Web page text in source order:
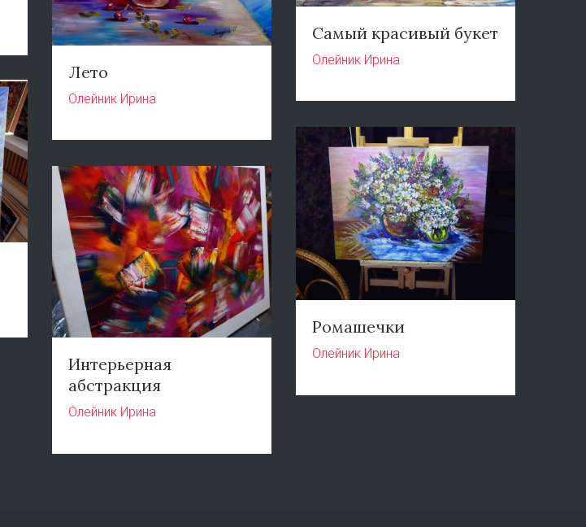
Самый красивый букет
Олейник Ирина
Лето
Олейник Ирина
Ромашечки
Олейник Ирина
Интерьерная
абстракция
Олейник Ирина